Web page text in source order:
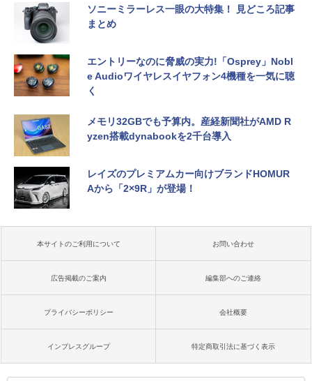
ソニーミラーレス一眼の大特集！ 見どころ記事
まとめ
エントリーなのに脅威の実力!「Osprey」Nobl
e Audioワイヤレスイヤフォン4機種を一気に聴
く
メモリ32GBでも予算内。産経新聞社がAMD R
yzen搭載dynabookを2千台導入
レイズのプレミアムカー向けブランドHOMUR
Aから「2×9R」が登場！
本サイトのご利用について お問い合わせ
広告掲載のご案内 編集部へのご連絡
プライバシーポリシー 会社概要
インプレスグループ 特定商取引法に基づく表示